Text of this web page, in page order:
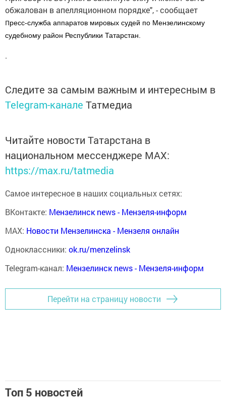
обжалован в апелляционном порядке", - сообщает
пресс-служба аппаратов мировых судей по Мензелинскому
судебному район Республики Татарстан.
.
Следите за самым важным и интересным в
Telegram-канале Татмедиа
Читайте новости Татарстана в
национальном мессенджере MАХ:
https://max.ru/tatmedia
Самое интересное в наших социальных сетях:
ВКонтакте: Мензелинск news - Мензеля-информ
MAX: Новости Мензелинска - Мензеля онлайн
Одноклассники: ok.ru/menzelinsk
Telegram-канал: Мензелинск news - Мензеля-информ
Перейти на страницу новости
Топ 5 новостей